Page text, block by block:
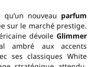
nouveau parfum
sur le marché prestige.
dévoileGlimmer
ambré aux accents
ses classiques White